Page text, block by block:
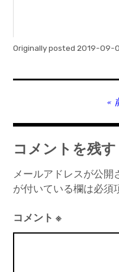
Originally posted 2019-09-
稿
ビ
ゲ
ー
シ
ョ
コメントを残す
メールアドレスが公開
が付いている欄は必須
コメント※